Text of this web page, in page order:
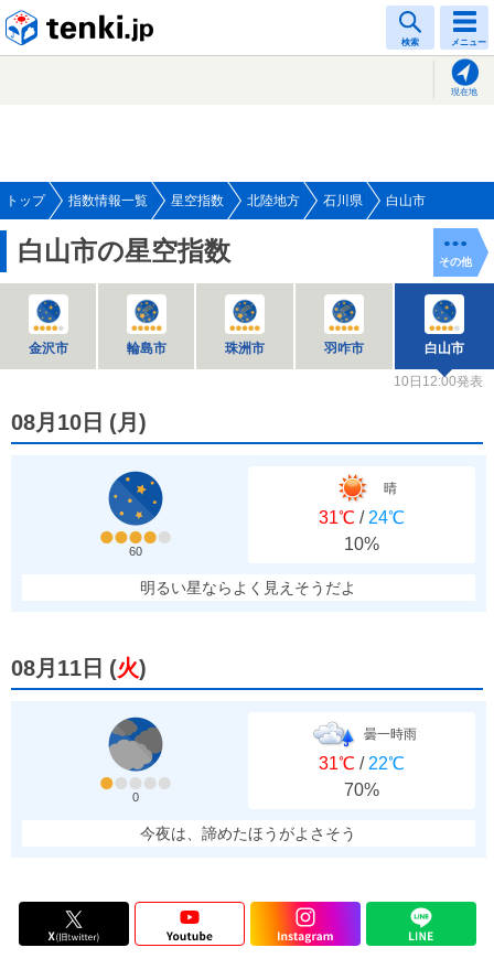
検索 メニュー
現在地
トップ 指数情報一覧 星空指数 北陸地方 石川県 白山市
白山市の星空指数
金沢市 輪島市 珠洲市 羽咋市 白山市
その他
10日12:00発表
08月10日 (月 )
60
晴
31℃ / 24℃
10%
明るい星ならよく見えそうだよ
08月11日 (火)
0
曇一時雨
31℃ / 22℃
70%
今夜は、諦めたほうがよさそう